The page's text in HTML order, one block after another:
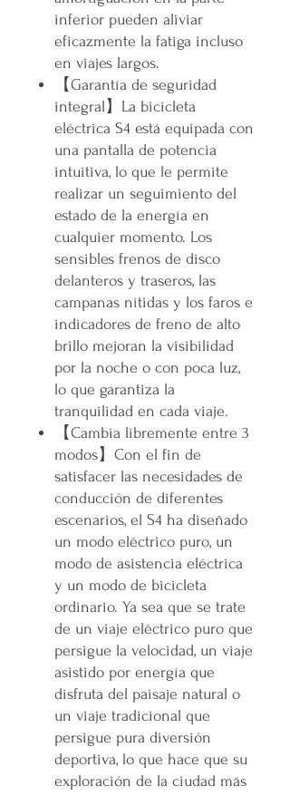
inferior pueden aliviar
eficazmente la fatiga incluso
en viajes largos.
【Garantía de seguridad
integral】La bicicleta
eléctrica S4 está equipada con
una pantalla de potencia
intuitiva, lo que le permite
realizar un seguimiento del
estado de la energía en
cualquier momento. Los
sensibles frenos de disco
delanteros y traseros, las
campanas nítidas y los faros e
indicadores de freno de alto
brillo mejoran la visibilidad
por la noche o con poca luz,
lo que garantiza la
tranquilidad en cada viaje.
【Cambia libremente entre 3
modos】Con el fin de
satisfacer las necesidades de
conducción de diferentes
escenarios, el S4 ha diseñado
un modo eléctrico puro, un
modo de asistencia eléctrica
y un modo de bicicleta
ordinario. Ya sea que se trate
de un viaje eléctrico puro que
persigue la velocidad, un viaje
asistido por energía que
disfruta del paisaje natural o
un viaje tradicional que
persigue pura diversión
deportiva, lo que hace que su
exploración de la ciudad más